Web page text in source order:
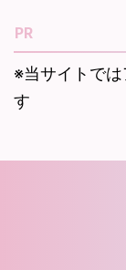
PR
※当サイトで
す